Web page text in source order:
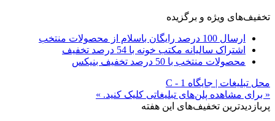
تخفیف‌های ویژه و برگزیده
ارسال 100 درصد رایگان باسلام از محصولات منتخب
اشتراک سالیانه مکتب خونه با 54 درصد تخفیف
محصولات منتخب با 50 درصد تخفیف بنیکس
محل تبلیغات | جایگاه C - 1
« برای مشاهده پلن‌های تبلیغاتی کلیک کنید. »
پربازدیدترین تخفیف‌های این هفته